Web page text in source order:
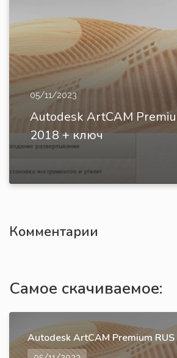
05/11/2023
Autodesk ArtCAM
2018 + ключ
Комментарии
Самое скачиваемое:
Autodesk ArtCAM Premium